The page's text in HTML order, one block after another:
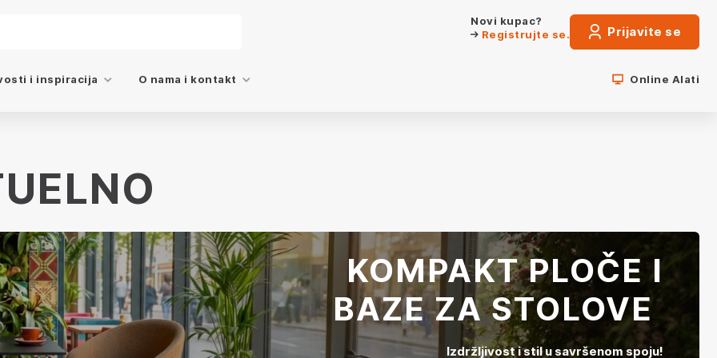
Novi kupac?
Registrujte se.
Prijavite se
i inspiracija O nama i kontakt Online Alati
KOMPAKT PLOČE I
BAZE ZA STOLOVE
Izdržljivost i stil u savršenom spoju!